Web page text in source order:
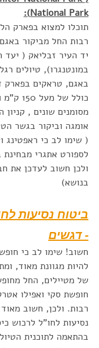
National Park):
תוכלו למצוא בפארק
רבות החל מביקור
יד העיר זבליאק ( יעד
במונטנגרו), טיולים
באגם, טראקים בפארק
מסומנים שונים ,
אומגה וביקור בגשר
( שימו לב כי ראפטינג
לספורט אתגרי מבחינת
ולכן חשוב לעדכן את
בנושא)
ביטוח נסיעות
- דגשים
חשוב! שימו לב כי
להיות מגוונת מאוד,
של מטיילים, החל
חופשת סקי ואפילו
רבות. ולכן, חשוב
נסיעות לחו"ל לרכוש
בהתאמה לתוכנית